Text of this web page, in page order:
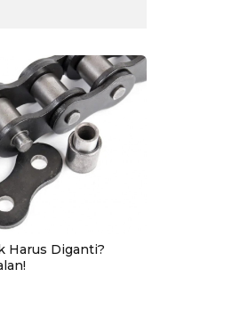
Harus Diganti?